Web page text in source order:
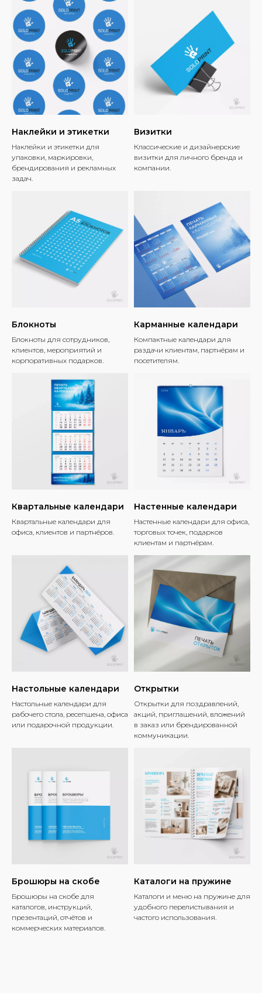
Наклейки и этикетки
Наклейки и этикетки для
упаковки, маркировки,
брендирования и рекламных
задач.
Визитки
Классические и дизайнерские
визитки для личного бренда и
компании.
Блокноты
Блокноты для сотрудников,
клиентов, мероприятий и
корпоративных подарков.
Карманные календари
Компактные календари для
раздачи клиентам, партнёрам и
посетителям.
Квартальные календари
Квартальные календари для
офиса, клиентов и партнёров.
Настенные календари
Настенные календари для офиса,
торговых точек, подарков
клиентам и партнёрам.
Настольные календари
Настольные календари для
рабочего стола, ресепшена, офиса
или подарочной продукции.
Открытки
Открытки для поздравлений,
акций, приглашений, вложений
в заказ или брендированной
коммуникации.
Брошюры на скобе
Брошюры на скобе для
каталогов, инструкций,
презентаций, отчётов и
коммерческих материалов.
Каталоги на пружине
Каталоги и меню на пружине для
удобного перелистывания и
частого использования.